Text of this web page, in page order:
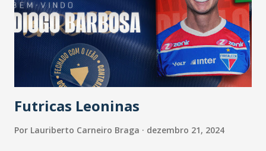
Futricas Leoninas
Por Lauriberto Carneiro Braga dezembro 21, 2024